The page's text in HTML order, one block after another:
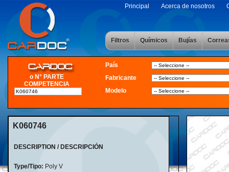
Principal Acerca de nosotros
Filtros Químicos Bujías
o N° PARTE
COMPETENCIA
País
Fabricante
Modelo
K060746
DESCRIPTION / DESCRIPCIÓN
Type/Tipo: Poly V